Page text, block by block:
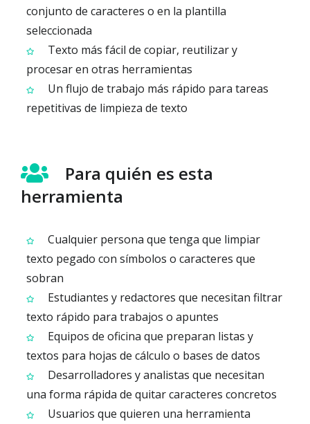
conjunto de caracteres o en la plantilla
seleccionada
Texto más fácil de copiar, reutilizar y
procesar en otras herramientas
Un flujo de trabajo más rápido para tareas
repetitivas de limpieza de texto
Para quién es esta
herramienta
Cualquier persona que tenga que limpiar
texto pegado con símbolos o caracteres que
sobran
Estudiantes y redactores que necesitan filtrar
texto rápido para trabajos o apuntes
Equipos de oficina que preparan listas y
textos para hojas de cálculo o bases de datos
Desarrolladores y analistas que necesitan
una forma rápida de quitar caracteres concretos
Usuarios que quieren una herramienta